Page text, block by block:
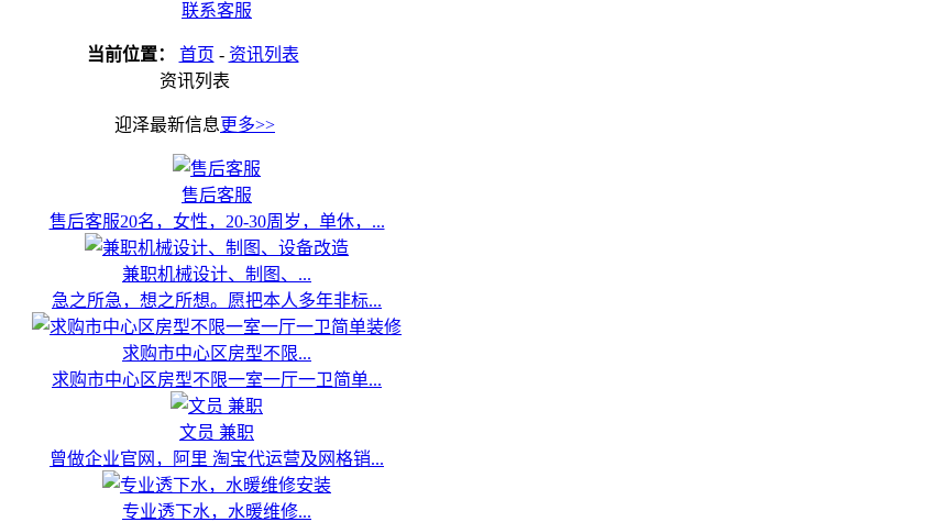
联系客服
当前位置： 首页 - 资讯列表
资讯列表
迎泽最新信息更多>>
售后客服
售后客服20名，女性，20-30周岁，单休，...
兼职机械设计、制图、...
急之所急，想之所想。愿把本人多年非标...
求购市中心区房型不限...
求购市中心区房型不限一室一厅一卫简单...
文员 兼职
曾做企业官网，阿里 淘宝代运营及网格销...
专业透下水，水暖维修...